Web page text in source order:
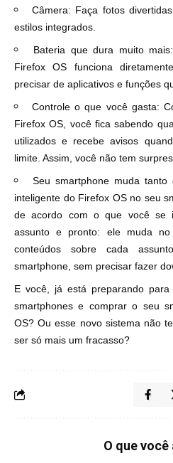
Câmera: Faça fotos
estilos integrados.
Bateria que dura muito
Firefox OS funciona
precisar de aplicativos e funções
Controle o que você gasta:
Firefox OS, você fica sabendo
utilizados e recebe avisos
limite. Assim, você não tem
Seu smartphone muda tanto
inteligente do Firefox OS no seu
de acordo com o que você se
assunto e pronto: ele muda
conteúdos sobre cada
smartphone, sem precisar fazer
E você, já está preparando
smartphones e comprar o seu
OS? Ou esse novo sistema não
ser só mais um fracasso?
O que você